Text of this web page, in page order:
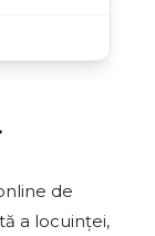
de
a locuinței,